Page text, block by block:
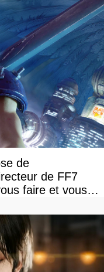
de
de FF7
faire et vous